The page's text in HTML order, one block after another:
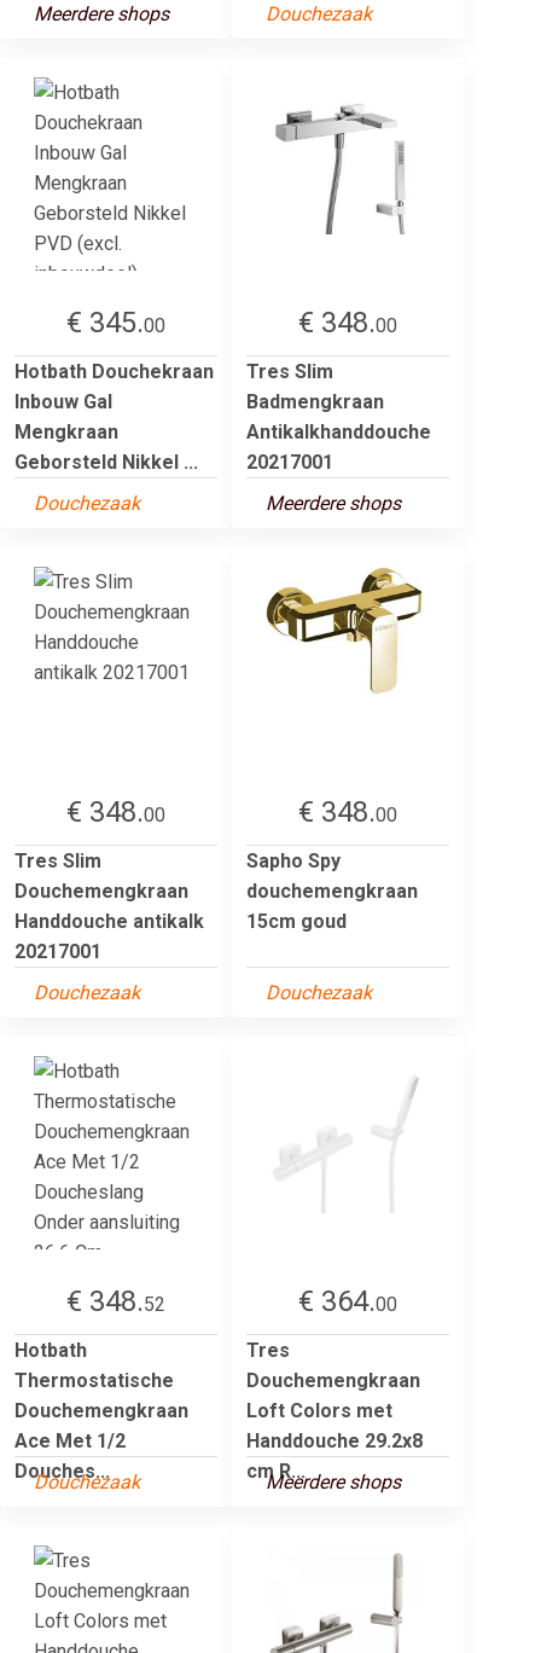
Meerdere shops
Douchezaak
€ 345.00
Hotbath Douchekraan
Inbouw Gal
Mengkraan
Geborsteld Nikkel ...
Douchezaak
€ 348.00
Tres Slim
Badmengkraan
Antikalkhanddouche
20217001
Meerdere shops
€ 348.00
Tres Slim
Douchemengkraan
Handdouche antikalk
20217001
Douchezaak
€ 348.00
Sapho Spy
douchemengkraan
15cm goud
Douchezaak
€ 348.52
Hotbath
Thermostatische
Douchemengkraan
Ace Met 1/2
Douches...
Douchezaak
€ 364.00
Tres
Douchemengkraan
Loft Colors met
Handdouche 29.2x8
cm R...
Meerdere shops